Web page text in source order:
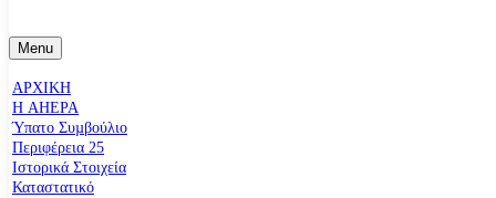
Menu
ΑΡΧΙΚΗ
Η AHEPA
Ύπατο Συµβούλιο
Περιφέρεια 25
Ιστορικά Στοιχεία
Καταστατικό